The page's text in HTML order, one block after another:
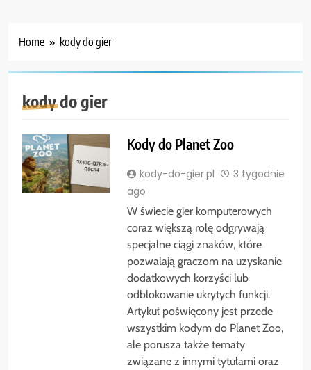
Home kody do gier
kody do gier
Kody do Planet Zoo
kody-do-gier.pl
3 tygodnie
ago
W świecie gier komputerowych
coraz większą rolę odgrywają
specjalne ciągi znaków, które
pozwalają graczom na uzyskanie
dodatkowych korzyści lub
odblokowanie ukrytych funkcji.
Artykuł poświęcony jest przede
wszystkim kodym do Planet Zoo,
ale porusza także tematy
związane z innymi tytułami oraz